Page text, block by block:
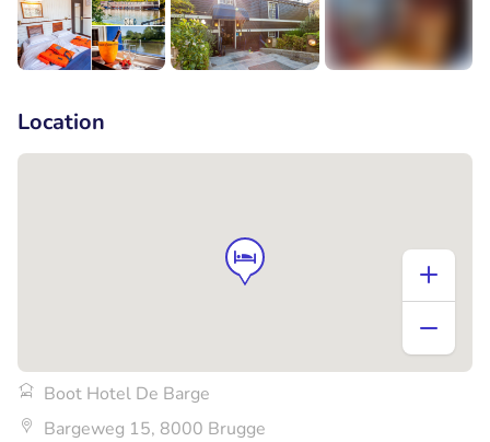
Location
Boot Hotel De Barge
Bargeweg 15, 8000 Brugge